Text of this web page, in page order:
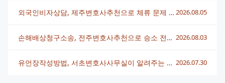
외국인비자상담, 제주변호사추천으로 체류 문제 빠르게 해결하는 법 2026.08.05
손해배상청구소송, 전주변호사추천으로 승소 전략 세우는 법 2026.08.03
유언장작성방법, 서초변호사사무실이 알려주는 핵심 정리 2026.07.30